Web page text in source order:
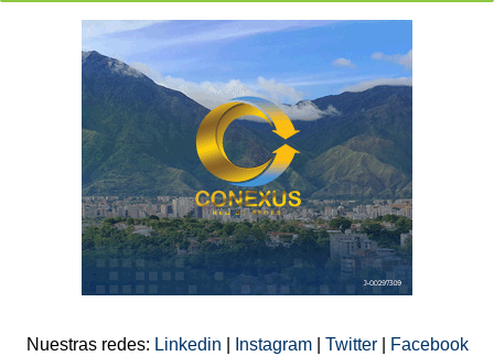
Nuestras redes: Linkedin Instagram Twitter Facebook